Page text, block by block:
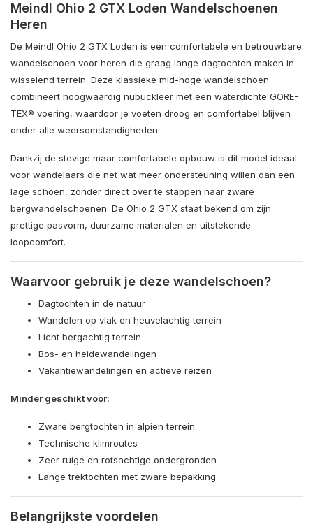
Meindl Ohio 2 GTX Loden Wandelschoenen
Heren
De Meindl Ohio 2 GTX Loden is een comfortabele en betrouwbare
wandelschoen voor heren die graag lange dagtochten maken in
wisselend terrein. Deze klassieke mid-hoge wandelschoen
combineert hoogwaardig nubuckleer met een waterdichte GORE-
TEX® voering, waardoor je voeten droog en comfortabel blijven
onder alle weersomstandigheden.
Dankzij de stevige maar comfortabele opbouw is dit model ideaal
voor wandelaars die net wat meer ondersteuning willen dan een
lage schoen, zonder direct over te stappen naar zware
bergwandelschoenen. De Ohio 2 GTX staat bekend om zijn
prettige pasvorm, duurzame materialen en uitstekende
loopcomfort.
Waarvoor gebruik je deze wandelschoen?
Dagtochten in de natuur
Wandelen op vlak en heuvelachtig terrein
Licht bergachtig terrein
Bos- en heidewandelingen
Vakantiewandelingen en actieve reizen
Minder geschikt voor:
Zware bergtochten in alpien terrein
Technische klimroutes
Zeer ruige en rotsachtige ondergronden
Lange trektochten met zware bepakking
Belangrijkste voordelen